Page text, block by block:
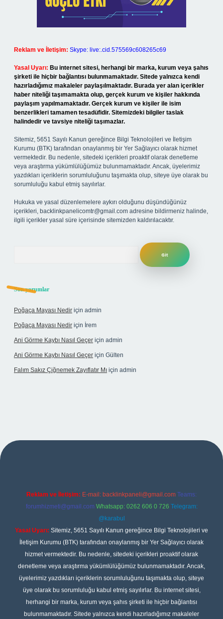
Reklam ve İletişim: Skype: live:.cid.575569c608265c69
Yasal Uyarı: Bu internet sitesi, herhangi bir marka, kurum veya şahıs
şirketi ile hiçbir bağlantısı bulunmamaktadır. Sitede yalnızca kendi
hazırladığımız makaleler paylaşılmaktadır. Burada yer alan içerikler
haber niteliği taşımamakta olup, gerçek kurum ve kişiler hakkında
paylaşım yapılmamaktadır. Gerçek kurum ve kişiler ile isim
benzerlikleri tamamen tesadüfidir. Sitemizdeki bilgiler taslak
halindedir ve tavsiye niteliği taşımazlar.
Sitemiz, 5651 Sayılı Kanun gereğince Bilgi Teknolojileri ve İletişim
Kurumu (BTK) tarafından onaylanmış bir Yer Sağlayıcı olarak hizmet
vermektedir. Bu nedenle, sitedeki içerikleri proaktif olarak denetleme
veya araştırma yükümlülüğümüz bulunmamaktadır. Ancak, üyelerimiz
yazdıkları içeriklerin sorumluluğunu taşımakta olup, siteye üye olarak bu
sorumluluğu kabul etmiş sayılırlar.
Hukuka ve yasal düzenlemelere aykırı olduğunu düşündüğünüz
içerikleri, backlinkpanelicomtr@gmail.com adresine bildirmeniz halinde,
ilgili içerikler yasal süre içerisinde sitemizden kaldırılacaktır.
Son yorumlar
Poğaça Mayası Nedir için admin
Poğaça Mayası Nedir için İrem
Ani Görme Kaybı Nasıl Geçer için admin
Ani Görme Kaybı Nasıl Geçer için Gülten
Falım Sakız Çiğnemek Zayıflatır Mı için admin
Reklam ve İletişim: E-mail: backlinkpaneli@gmail.com Teams:
forumhizmeti@gmail.com Whatsapp: 0262 606 0 726 Telegram:
@karabul
Yasal Uyarı: Sitemiz, 5651 Sayılı Kanun gereğince Bilgi Teknolojileri ve
İletişim Kurumu (BTK) tarafından onaylanmış bir Yer Sağlayıcı olarak
hizmet vermektedir. Bu nedenle, sitedeki içerikleri proaktif olarak
denetleme veya araştırma yükümlülüğümüz bulunmamaktadır. Ancak,
üyelerimiz yazdıkları içeriklerin sorumluluğunu taşımakta olup, siteye
üye olarak bu sorumluluğu kabul etmiş sayılırlar. Bu internet sitesi,
herhangi bir marka, kurum veya şahıs şirketi ile hiçbir bağlantısı
bulunmamaktadır. Sitede yalnızca kendi hazırladığımız makaleler